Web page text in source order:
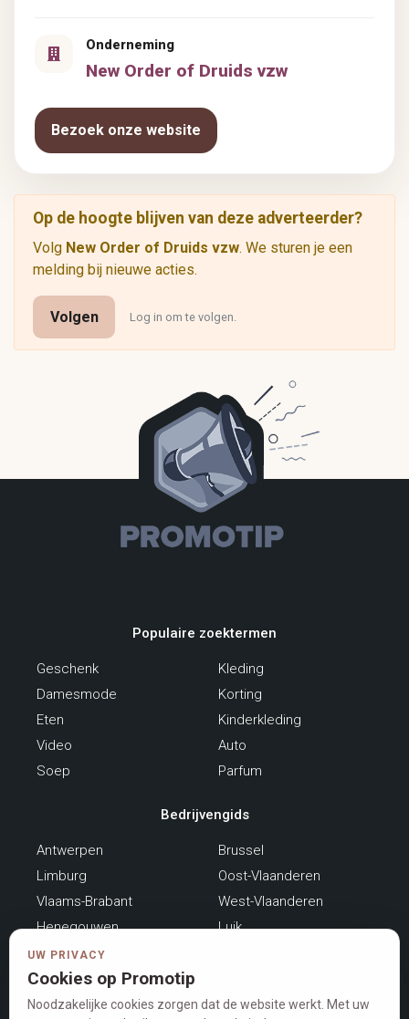
Onderneming
New Order of Druids vzw
Bezoek onze website
Op de hoogte blijven van deze adverteerder?
Volg New Order of Druids vzw. We sturen je een
melding bij nieuwe acties.
Volgen Log in om te volgen.
Populaire zoektermen
Geschenk
Kleding
Damesmode
Korting
Eten
Kinderkleding
Video
Auto
Soep
Parfum
Bedrijvengids
Antwerpen
Brussel
Limburg
Oost-Vlaanderen
Vlaams-Brabant
West-Vlaanderen
Henegouwen
Luik
Luxemburg
Waals-Brabant
UW PRIVACY
Cookies op Promotip
Noodzakelijke cookies zorgen dat de website werkt. Met uw